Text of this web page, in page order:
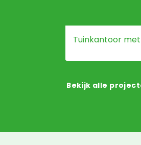
Tuinkantoor
Bekijk alle